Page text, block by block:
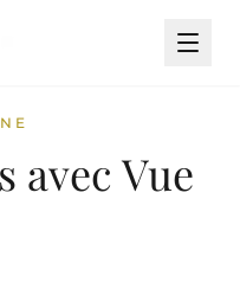
avec Vue